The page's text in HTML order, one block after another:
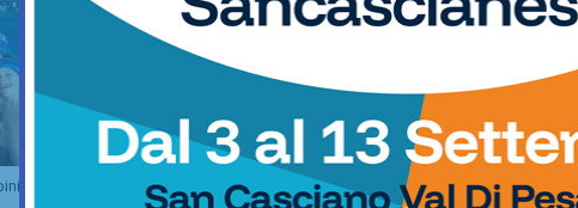
San Polo, un Niccolò Nocentini in
Calcio
Arnetoli, Kostner, Renieri: “Ecco